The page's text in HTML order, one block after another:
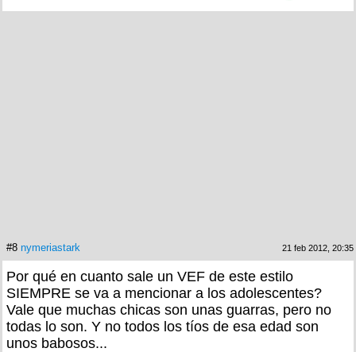
#8 nymeriastark 21 feb 2012, 20:35
Por qué en cuanto sale un VEF de este estilo
SIEMPRE se va a mencionar a los adolescentes?
Vale que muchas chicas son unas guarras, pero no
todas lo son. Y no todos los tíos de esa edad son
unos babosos...